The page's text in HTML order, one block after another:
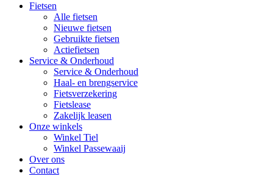
Fietsen
Alle fietsen
Nieuwe fietsen
Gebruikte fietsen
Actiefietsen
Service & Onderhoud
Service & Onderhoud
Haal- en brengservice
Fietsverzekering
Fietslease
Zakelijk leasen
Onze winkels
Winkel Tiel
Winkel Passewaaij
Over ons
Contact